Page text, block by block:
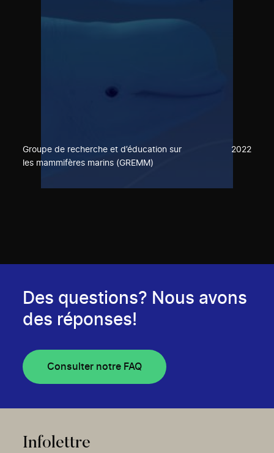
Groupe de recherche et d’éducation sur
les mammifères marins (GREMM)
2022
Des questions? Nous avons
des réponses!
Consulter notre FAQ
Infolettre